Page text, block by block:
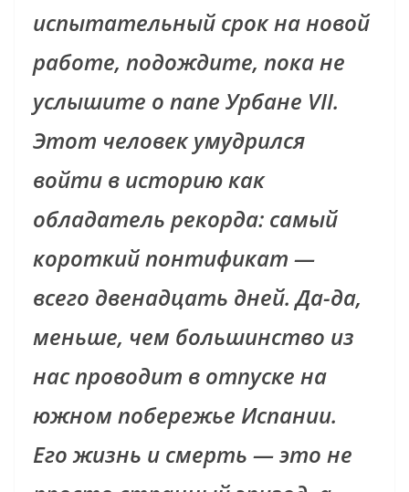
испытательный срок на новой
работе, подождите, пока не
услышите о папе Урбане VII.
Этот человек умудрился
войти в историю как
обладатель рекорда: самый
короткий понтификат —
всего двенадцать дней. Да-да,
меньше, чем большинство из
нас проводит в отпуске на
южном побережье Испании.
Его жизнь и смерть — это не